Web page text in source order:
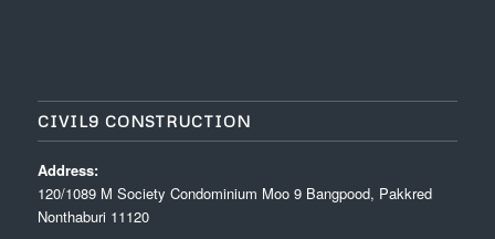
CIVIL9 CONSTRUCTION
Address:
120/1089 M Society Condominium Moo 9 Bangpood, Pakkred
Nonthaburi 11120